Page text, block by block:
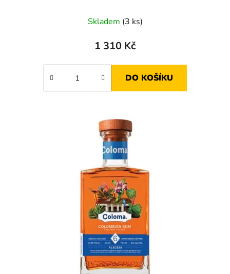
Skladem (3 ks)
1 310 Kč
DO KOŠÍKU